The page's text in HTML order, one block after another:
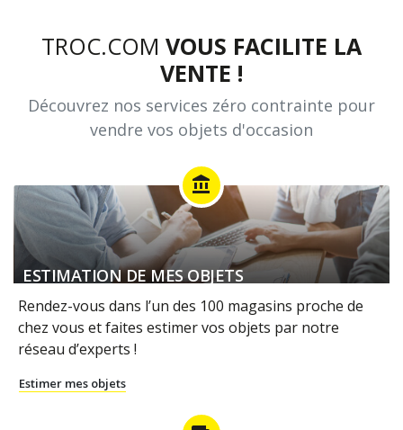
TROC.COM VOUS FACILITE LA
VENTE !
Découvrez nos services zéro contrainte pour
vendre vos objets d'occasion
account_balance
ESTIMATION DE MES OBJETS
Rendez-vous dans l’un des 100 magasins proche de
chez vous et faites estimer vos objets par notre
réseau d’experts !
Estimer mes objets